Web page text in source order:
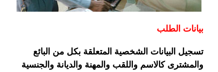
بيانات الطلب
تسجيل البيانات الشخصية المتعلقة بكل من البائع
والمشترى كالاسم واللقب والمهنة والديانة والجنسية